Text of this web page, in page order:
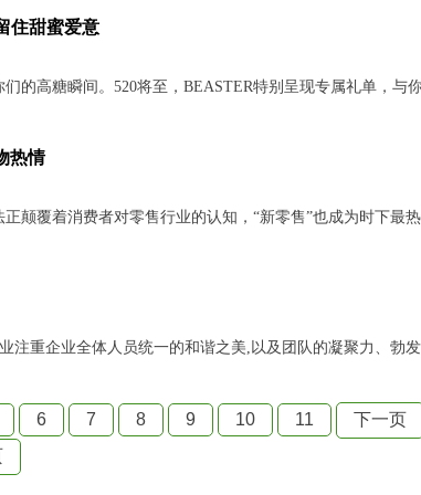
住甜蜜爱意
高糖瞬间。520将至，BEASTER特别呈现专属礼单，与
热情
覆着消费者对零售行业的认知，“新零售”也成为时下最热
重企业全体人员统一的和谐之美,以及团队的凝聚力、勃
6 7 8 9 10 11
下一页